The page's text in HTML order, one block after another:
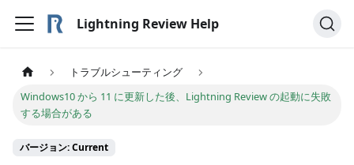
Lightning Review Help
トラブルシューティング
Windows10 から 11 に更新した後、Lightning Review の起動に失敗
する場合がある
バージョン: Current